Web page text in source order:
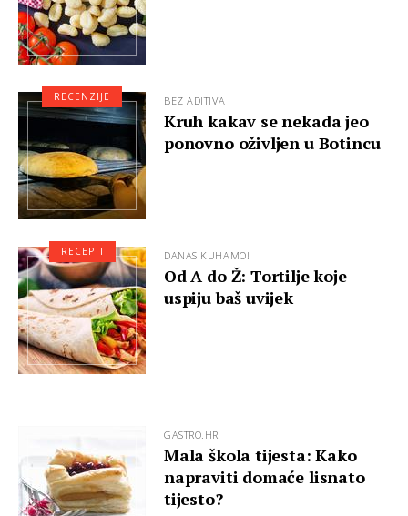
BEZ ADITIVA
Kruh kakav se nekada jeo
ponovno oživljen u Botincu
RECENZIJE
DANAS KUHAMO!
Od A do Ž: Tortilje koje
uspiju baš uvijek
RECEPTI
GASTRO.HR
Mala škola tijesta: Kako
napraviti domaće lisnato
tijesto?